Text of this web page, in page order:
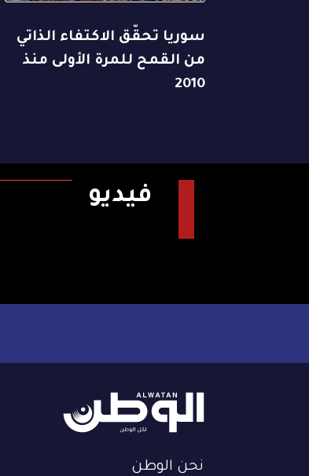
سوريا تحقّق الاكتفاء الذاتي
من القمح للمرة الأولى منذ
2010
فيديو
نحن الوطن